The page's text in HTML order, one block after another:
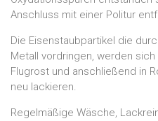
Anschluss mit einer Politur
Die Eisenstaubpartikel die
Metall vordringen, werden
Flugrost und anschließend in
neu lackieren.
Regelmäßige Wäsche,